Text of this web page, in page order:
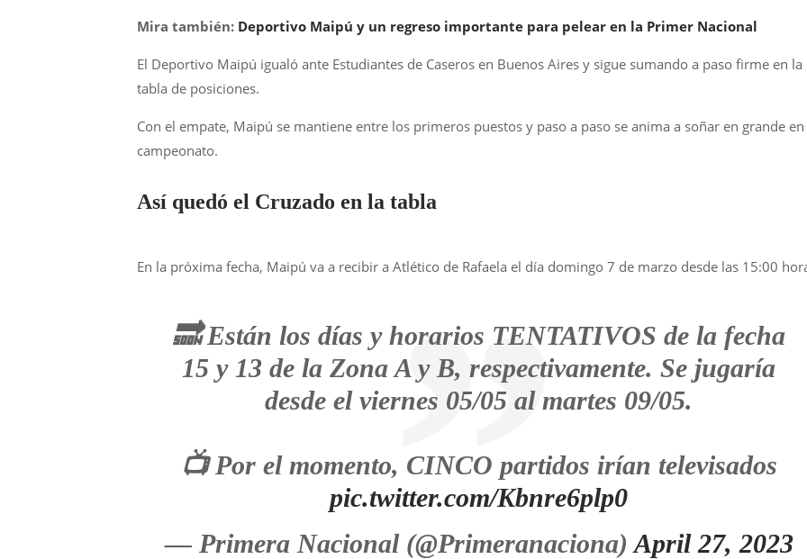
Mira también: Deportivo Maipú y un regreso importante para pelear en la Primer Nacional
El Deportivo Maipú igualó ante Estudiantes de Caseros en Buenos Aires y sigue sumando a paso firme en la
tabla de posiciones.
Con el empate, Maipú se mantiene entre los primeros puestos y paso a paso se anima a soñar en grande
campeonato.
Así quedó el Cruzado en la tabla
En la próxima fecha, Maipú va a recibir a Atlético de Rafaela el día domingo 7 de marzo desde las 15:00
🔜 Están los días y horarios TENTATIVOS de la fecha
15 y 13 de la Zona A y B, respectivamente. Se jugaría
desde el viernes 05/05 al martes 09/05.
📺 Por el momento, CINCO partidos irían televisados
pic.twitter.com/Kbnre6plp0
— Primera Nacional (@Primeranaciona)April 27, 2023